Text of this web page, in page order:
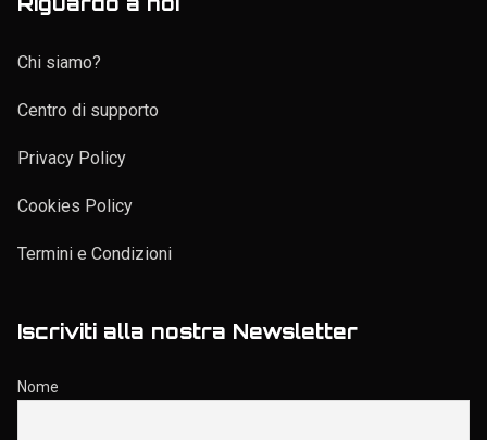
Chi siamo?
Centro di supporto
Privacy Policy
Cookies Policy
Termini e Condizioni
Iscriviti alla nostra Newsletter
Nome